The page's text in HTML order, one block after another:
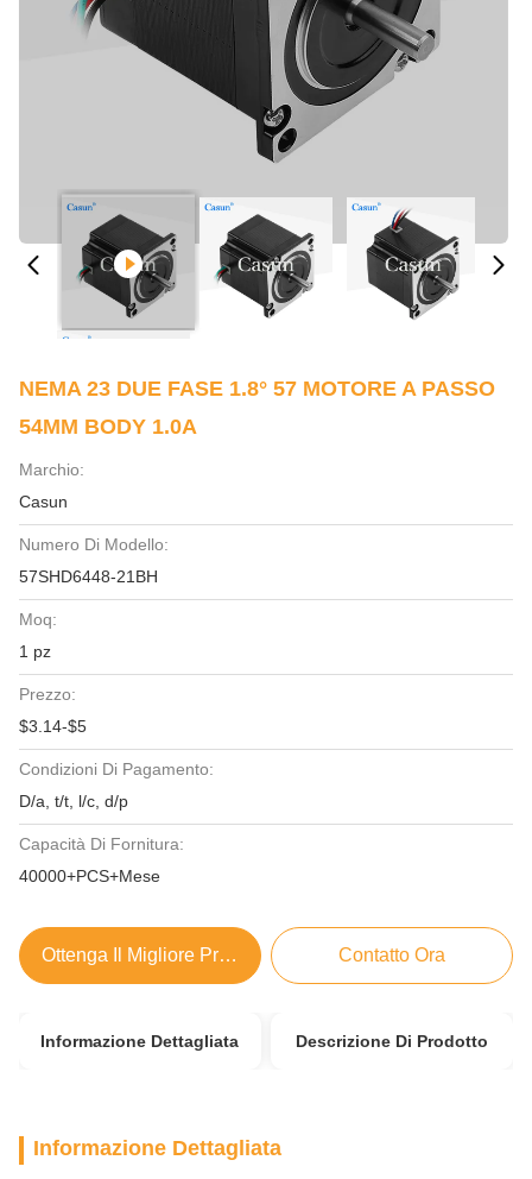
NEMA 23 DUE FASE 1.8° 57 MOTORE A PASSO
54MM BODY 1.0A
Marchio:
Casun
Numero Di Modello:
57SHD6448-21BH
Moq:
1 pz
Prezzo:
$3.14-$5
Condizioni Di Pagamento:
D/a, t/t, l/c, d/p
Capacità Di Fornitura:
40000+PCS+Mese
Ottenga Il Migliore Prezzo Contatto Ora
Informazione Dettagliata Descrizione Di Prodotto
Informazione Dettagliata